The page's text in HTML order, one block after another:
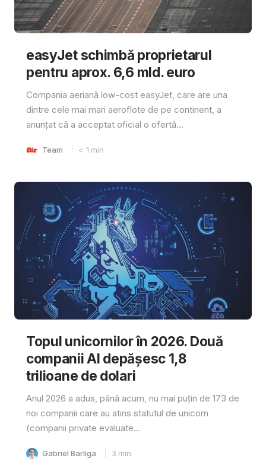
easyJet schimbă proprietarul
pentru aprox. 6,6 mld. euro
Compania aeriană low-cost easyJet, care are una
dintre cele mai mari aeroflote de pe continent, a
anunțat că a acceptat oficial o ofertă...
Team < 1 min
Topul unicornilor în 2026. Două
companii AI depășesc 1,8
trilioane de dolari
Anul 2026 a adus, până acum, nu mai puțin de 173 de
noi companii care au atins statutul de unicorn
(companii private evaluate...
Gabriel Barliga 3 min